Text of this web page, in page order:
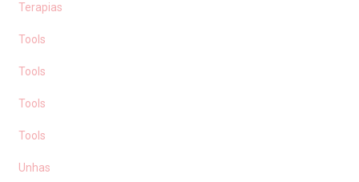
Terapias
Tools
Tools
Tools
Tools
Unhas